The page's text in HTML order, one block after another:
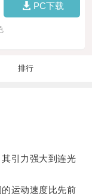
PC下载
排行
引力强大到连光
运动速度比先前